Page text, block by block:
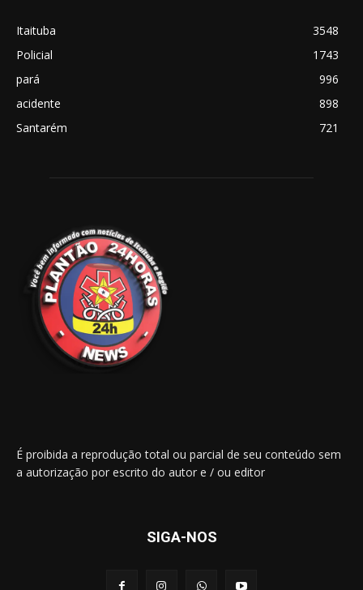
Itaituba
3548
Policial
1743
pará
996
acidente
898
Santarém
721
É proibida a reprodução total ou parcial de seu conteúdo sem
a autorização por escrito do autor e / ou editor
SIGA-NOS